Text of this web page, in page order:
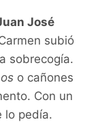
José
subió
sobrecogía.
o cañones
Con un
lo pedía.